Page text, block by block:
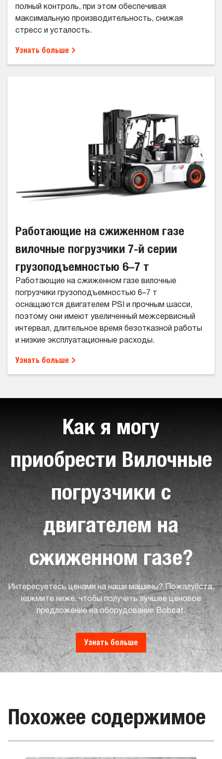
полный контроль, при этом обеспечивая
максимальную производительность, снижая
стресс и усталость.
Узнать больше
Работающие на сжиженном газе
вилочные погрузчики 7-й серии
грузоподъемностью 6–7 т
Работающие на сжиженном газе вилочные
погрузчики грузоподъемностью 6–7 т
оснащаются двигателем PSI и прочным шасси,
поэтому они имеют увеличенный межсервисный
интервал, длительное время безотказной работы
и низкие эксплуатационные расходы.
Узнать больше
Как я могу
приобрести Вилочные
погрузчики с
двигателем на
сжиженном газе?
Интересуетесь ценами на наши машины? Пожалуйста,
нажмите ниже, чтобы получить лучшее ценовое
предложение на оборудование Bobcat.
Узнать больше
Похожее содержимое